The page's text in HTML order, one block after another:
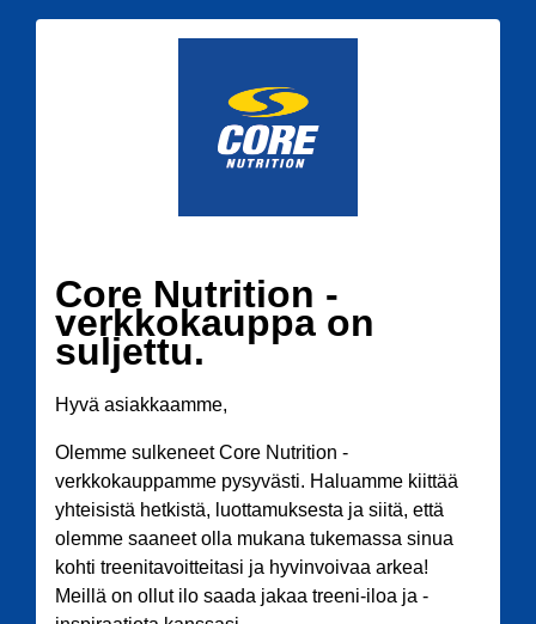
Core Nutrition -
verkkokauppa on
suljettu.
Hyvä asiakkaamme,
Olemme sulkeneet Core Nutrition -
verkkokauppamme pysyvästi. Haluamme kiittää
yhteisistä hetkistä, luottamuksesta ja siitä, että
olemme saaneet olla mukana tukemassa sinua
kohti treenitavoitteitasi ja hyvinvoivaa arkea!
Meillä on ollut ilo saada jakaa treeni-iloa ja -